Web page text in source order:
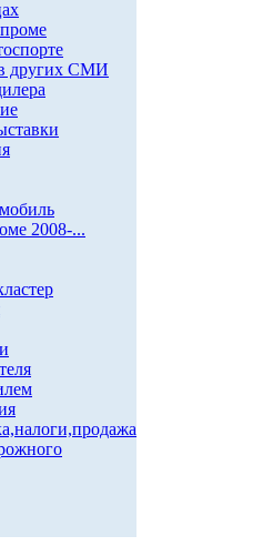
других СМИ
2008-...